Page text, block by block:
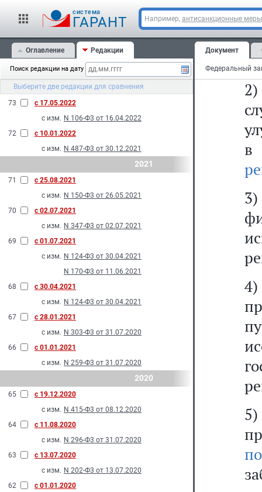
cистема
ГАРАНТ Например, антисанкционные меры
Оглавление Редакции
Поиск редакции на дату
Выберите две редакции для сравнения
N 232-Ф3 от 28.06.2022
N 326-Ф3 от 14.07.2022
75
с 27.08.2022
с изм. N 150-Ф3 от 28.05.2022
74
с 14.07.2022
с изм. N 286-Ф3 от 14.07.2022
73
с 17.05.2022
с изм. N 106-Ф3 от 16.04.2022
72
с 10.01.2022
с изм. N 487-Ф3 от 30.12.2021
2021
71
с 25.08.2021
с изм. N 150-Ф3 от 26.05.2021
70
с 02.07.2021
с изм. N 347-Ф3 от 02.07.2021
69
с 01.07.2021
с изм. N 124-Ф3 от 30.04.2021
N 170-Ф3 от 11.06.2021
68
с 30.04.2021
с изм. N 124-Ф3 от 30.04.2021
67
с 28.01.2021
с изм. N 303-Ф3 от 31.07.2020
66
с 01.01.2021
с изм. N 259-Ф3 от 31.07.2020
2020
65
с 19.12.2020
с изм. N 415-Ф3 от 08.12.2020
64
с 11.08.2020
с изм. N 296-Ф3 от 31.07.2020
63
с 13.07.2020
с изм. N 202-Ф3 от 13.07.2020
62
с 01.01.2020
Документ
в